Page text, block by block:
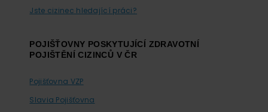
Jste cizinec hledající práci?
POJIŠŤOVNY POSKYTUJÍCÍ ZDRAVOTNÍ
POJIŠTĚNÍ CIZINCŮ V ČR
Pojišťovna VZP
Slavia Pojišťovna